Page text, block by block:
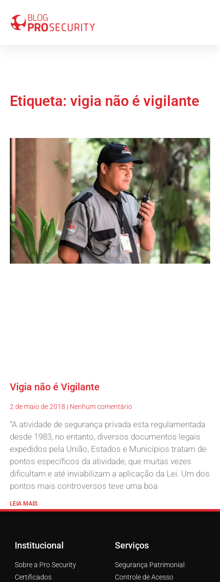
Etiqueta: vigia não é vigilante
Vigia não é Vigilante
2 de maio de 2018 Nenhum comentário
“A atividade de segurança privada esta regulamentada
desde 1983, no entanto, diversos documentos legais
expedidos pela União, Estados e Municípios tratam de
pontos específicos da atividade, que muitas vezes
dificultam e até inviabilizam a aplicação da Lei. Um dos
pontos mais controversos teve uma boa
LEIA MAIS
Institucional
Sobre a Pro Security
Certificados
Serviços
Segurança Patrimonial
Controle de Acesso